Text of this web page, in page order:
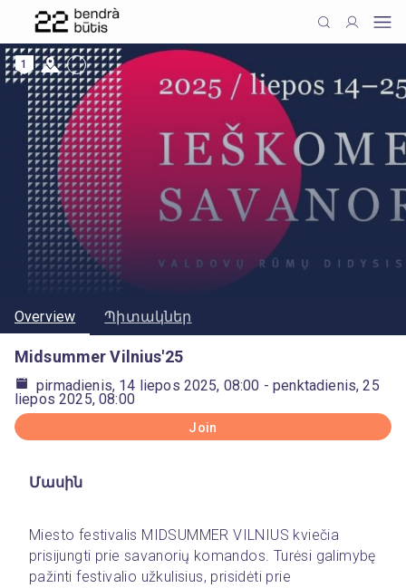
1
Overview Պիտակներ
Midsummer Vilnius'25
pirmadienis, 14 liepos 2025, 08:00 - penktadienis, 25
liepos 2025, 08:00
Join
Մասին
Miesto festivalis MIDSUMMER VILNIUS kviečia
prisijungti prie savanorių komandos. Turėsi galimybę
pažinti festivalio užkulisius, prisidėti prie